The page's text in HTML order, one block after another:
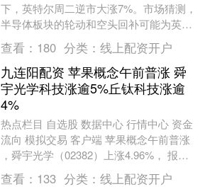
下，英特尔周二逆市大涨7%。市场猜测，
半导体板块的轮动和空头回补可能为英特
尔股价提供了一定支撑。 英特尔股价逆市
飙涨7%，但....
查看： 180 分类： 线上配资开户
九连阳配资 苹果概念午前普涨 舜
宇光学科技涨逾5%丘钛科技涨逾
4%
热点栏目 自选股 数据中心 行情中心 资金
流向 模拟交易 客户端 苹果概念午前普涨
，舜宇光学（02382）上涨4.96%， 报
71.90港元；丘钛科技（014....
查看： 133 分类： 线上配资开户